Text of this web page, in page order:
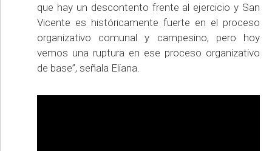
que hay un descontento frente al ejercicio y San
Vicente es históricamente fuerte en el proceso
organizativo comunal y campesino, pero hoy
vemos una ruptura en ese proceso organizativo
de base”, señala Eliana.